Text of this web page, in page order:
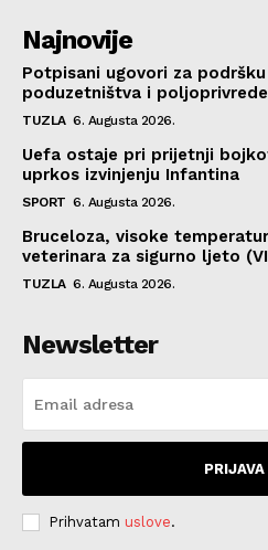
Najnovije
Potpisani ugovori za
poduzetništva i poljoprivrede
TUZLA 6. Augusta 2026.
Uefa ostaje pri prijetnji
uprkos izvinjenju Infantina
SPORT 6. Augusta 2026.
Bruceloza, visoke
veterinara za sigurno ljeto
TUZLA 6. Augusta 2026.
Newsletter
PRIJAVA
Prihvatam uslove.